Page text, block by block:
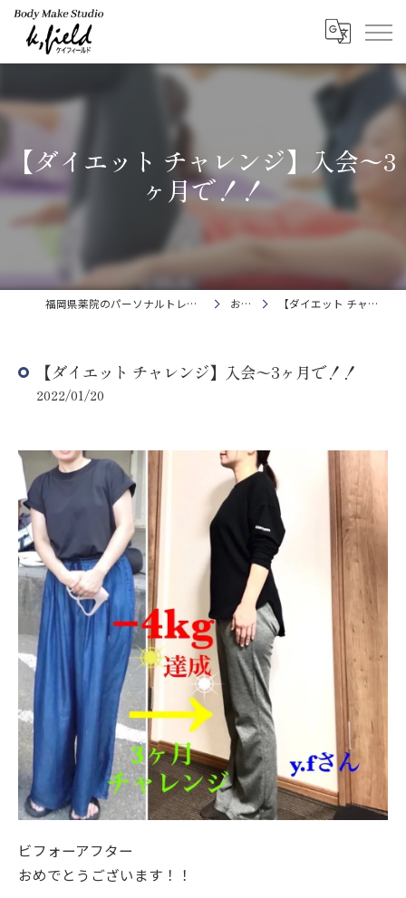
【ダイエット チャレンジ】入会〜3
ヶ月で！！
福岡県薬院のパーソナルトレーニングならBody Make Studio k.field お知らせ 【ダイエット チャレンジ】入会〜3ヶ月で！！
【ダイエット チャレンジ】入会〜3ヶ月で！！
2022/01/20
ビフォーアフター
おめでとうございます！！